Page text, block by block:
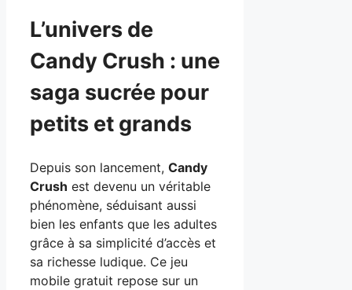
L’univers de
Candy Crush : une
saga sucrée pour
petits et grands
Depuis son lancement, Candy
Crush est devenu un véritable
phénomène, séduisant aussi
bien les enfants que les adultes
grâce à sa simplicité d’accès et
sa richesse ludique. Ce jeu
mobile gratuit repose sur un